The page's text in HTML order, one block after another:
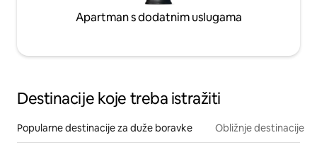
Apartman s dodatnim uslugama
Destinacije koje treba istražiti
Popularne destinacije za duže boravke Obližnje destinacije